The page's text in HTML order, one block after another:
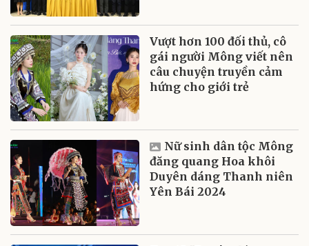
Vượt hơn 100 đối thủ, cô
gái người Mông viết nên
câu chuyện truyền cảm
hứng cho giới trẻ
Nữ sinh dân tộc Mông
đăng quang Hoa khôi
Duyên dáng Thanh niên
Yên Bái 2024